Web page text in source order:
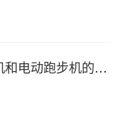
无动力跑步机和电动跑步机的区别是什么？